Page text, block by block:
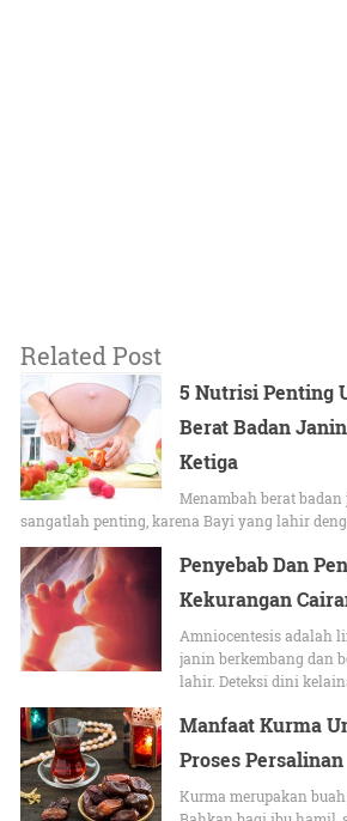
Related Post
5 Nutrisi Penting
Berat Badan
Ketiga
Menambah berat
sangatlah penting, karena Bayi yang lahir
Penyebab Dan
Kekurangan
Amniocentesis adalah
janin berkembang dan
lahir. Deteksi dini
Manfaat Kurma
Proses Persalinan
Kurma merupakan